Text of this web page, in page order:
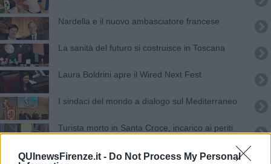
QUInewsFirenze.it - Do Not Process My Personal
Nardella e il nuovo ambasciatore francese
La sanità del futuro si costruisce in Toscana
Laura Boldrini apre il Wired Next Fest
I sindaci del mondo a dialogo sul Mediterraneo
Turista morto in Santa Croce, incarico ai periti
Francesco Gabbani star del Musart festival